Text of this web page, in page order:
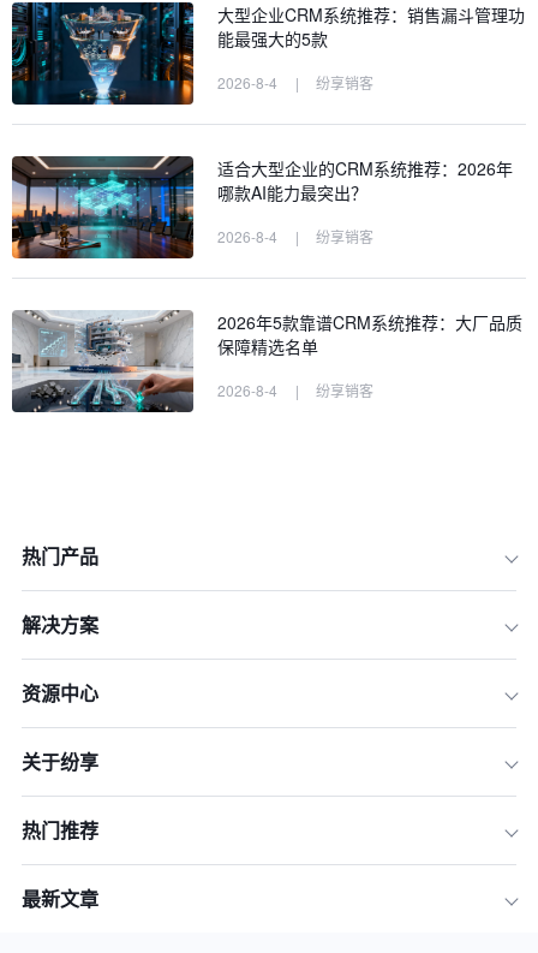
一、 建立决策基石：2026年大中型企
讨
8款CRM
大型企业CRM系统推荐：销售漏斗管理功
能最强大的5款
2026-8-4 | 纷享销客
适合大型企业的CRM系统推荐：2026年
哪款AI能力最突出？
2026-8-4 | 纷享销客
2026年5款靠谱CRM系统推荐：大厂品质
保障精选名单
2026-8-4 | 纷享销客
热门产品
解决方案
资源中心
关于纷享
热门推荐
最新文章